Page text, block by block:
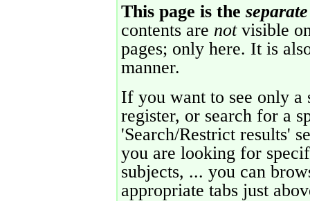
This page is the separate
contents are notvisible
pages; only here. It is
manner.
If you want to see only a
register, or search for a
'Search/Restrict results'
you are looking for
subjects, ... you can
appropriate tabs just